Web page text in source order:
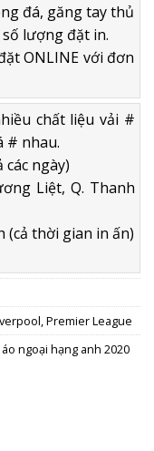
đá, găng tay thủ
lượng đặt in.
ONLINE với đơn
chất liệu vải #
# nhau.
các ngày)
Liệt, Q. Thanh
(cả thời gian in ấn)
,Premier League
áo ngoại hạng anh 2020